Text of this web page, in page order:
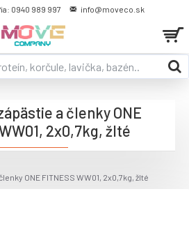
0940 989 997 info@moveco.sk
ONE FITNESS WW01, 2x0,7kg, žlté
a členky ONE
2x0,7kg, žlté